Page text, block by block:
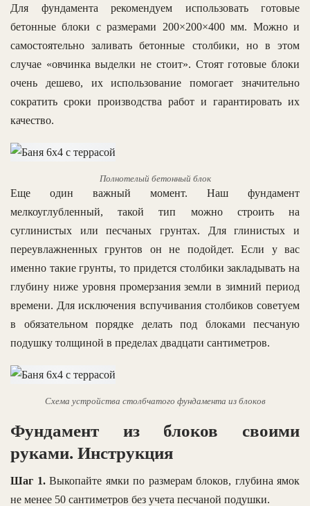
Для фундамента рекомендуем использовать готовые
бетонные блоки с размерами 200×200×400 мм. Можно и
самостоятельно заливать бетонные столбики, но в этом
случае «овчинка выделки не стоит». Стоят готовые блоки
очень дешево, их использование помогает значительно
сократить сроки производства работ и гарантировать их
качество.
Полнотелый бетонный блок
Еще один важный момент. Наш фундамент
мелкоуглубленный, такой тип можно строить на
суглинистых или песчаных грунтах. Для глинистых и
переувлажненных грунтов он не подойдет. Если у вас
именно такие грунты, то придется столбики закладывать на
глубину ниже уровня промерзания земли в зимний период
времени. Для исключения вспучивания столбиков советуем
в обязательном порядке делать под блоками песчаную
подушку толщиной в пределах двадцати сантиметров.
Схема устройства столбчатого фундамента из блоков
Фундамент из блоков своими
руками. Инструкция
Шаг 1.Выкопайте ямки по размерам блоков, глубина ямок
не менее 50 сантиметров без учета песчаной подушки.